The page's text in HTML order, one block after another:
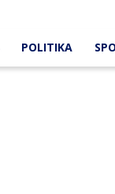
POLITIKA